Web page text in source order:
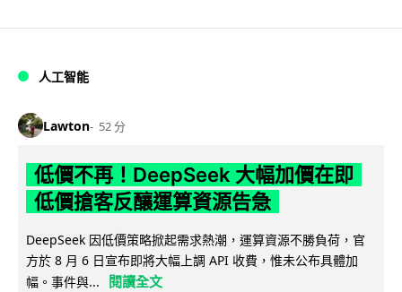
人工智能
Lawton 52 分
低價不再！DeepSeek 大幅加價在即
低價搶客反釀運算資源告急
DeepSeek 因低價策略掀起需求熱潮，運算資源不勝負荷，官
方於 8 月 6 日宣布即將大幅上調 API 收費，惟未公布具體加
幅。事件與...
閱讀全文